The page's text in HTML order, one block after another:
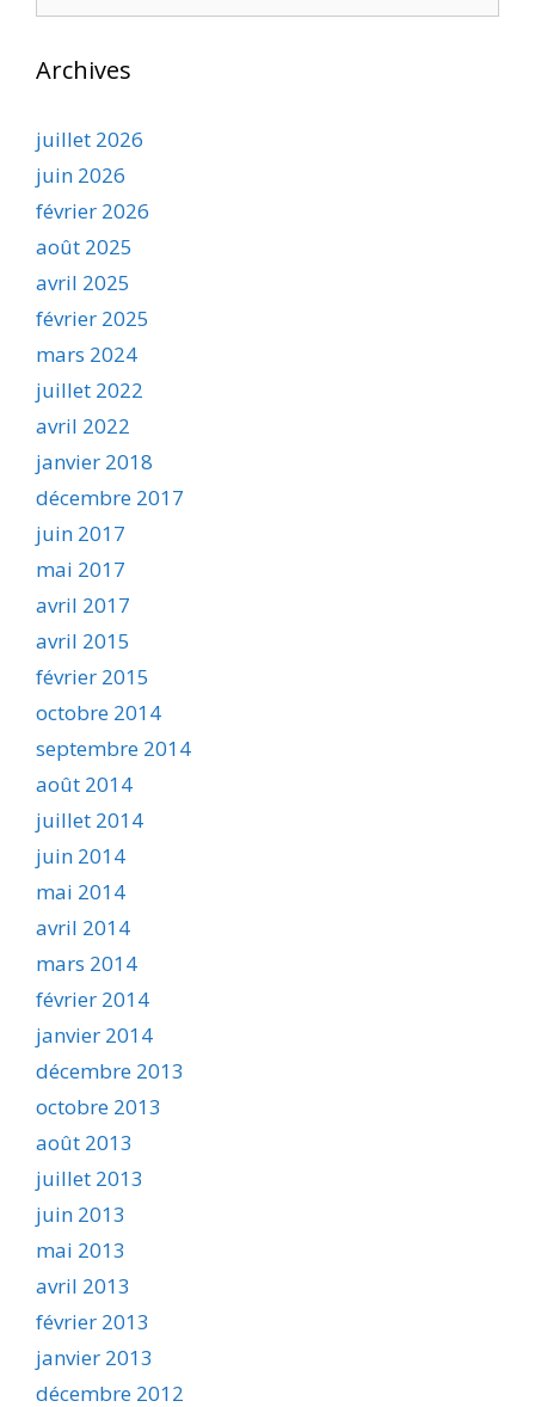
Archives
juillet 2026
juin 2026
février 2026
août 2025
avril 2025
février 2025
mars 2024
juillet 2022
avril 2022
janvier 2018
décembre 2017
juin 2017
mai 2017
avril 2017
avril 2015
février 2015
octobre 2014
septembre 2014
août 2014
juillet 2014
juin 2014
mai 2014
avril 2014
mars 2014
février 2014
janvier 2014
décembre 2013
octobre 2013
août 2013
juillet 2013
juin 2013
mai 2013
avril 2013
février 2013
janvier 2013
décembre 2012